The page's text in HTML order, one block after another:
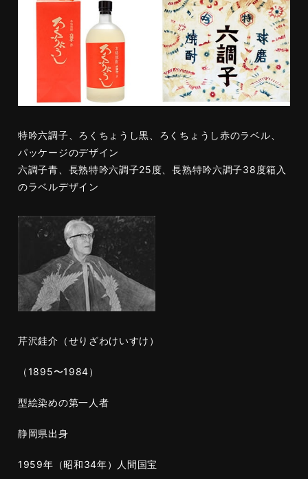
特吟六調子、ろくちょうし黒、ろくちょうし赤のラベル、
パッケージのデザイン
六調子青、長熟特吟六調子25度、長熟特吟六調子38度箱入
のラベルデザイン
芹沢銈介（せりざわけいすけ）
（1895〜1984）
型絵染めの第一人者
静岡県出身
1959年（昭和34年）人間国宝